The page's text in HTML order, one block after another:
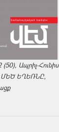
Ապրիլ-Հունիս
ՄԵԾ ԵՂԵՌՆԸ,